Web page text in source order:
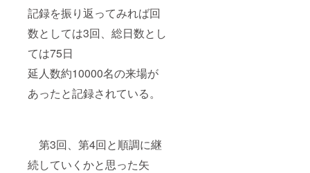
記録を振り返ってみれば回
数としては3回、総日数とし
ては75日
延人数約10000名の来場が
あったと記録されている。
第3回、第4回と順調に継
続していくかと思った矢